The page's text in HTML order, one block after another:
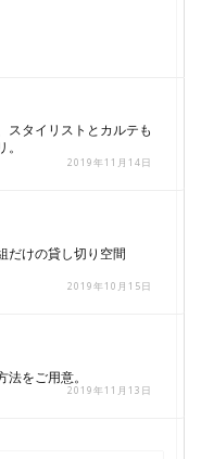
スタイリストとカルテも
2019年11月14日
だけの貸し切り空間
2019年10月15日
法をご用意。
2019年11月13日